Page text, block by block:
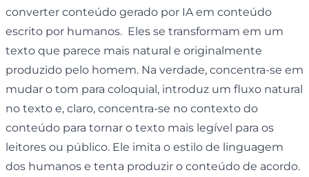
converter conteúdo gerado por IA em conteúdo
escrito por humanos. Eles se transformam em um
texto que parece mais natural e originalmente
produzido pelo homem. Na verdade, concentra-se em
mudar o tom para coloquial, introduz um fluxo natural
no texto e, claro, concentra-se no contexto do
conteúdo para tornar o texto mais legível para os
leitores ou público. Ele imita o estilo de linguagem
dos humanos e tenta produzir o conteúdo de acordo.